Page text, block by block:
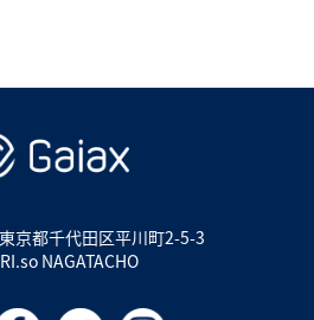
東京都千代田区平川町2-5-3
NAGATACHO